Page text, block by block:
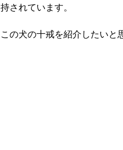
されています。
の犬の十戒を紹介したいと